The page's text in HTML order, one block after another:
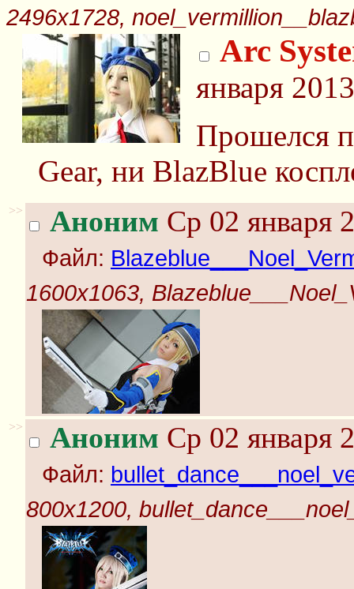
2496x1728,
Arc
января
Прошелся
Gear, ни BlazBlue
>> Аноним Ср 02 января
Файл:
1600x1063,
>> Аноним Ср 02 января
Файл:
800x1200,